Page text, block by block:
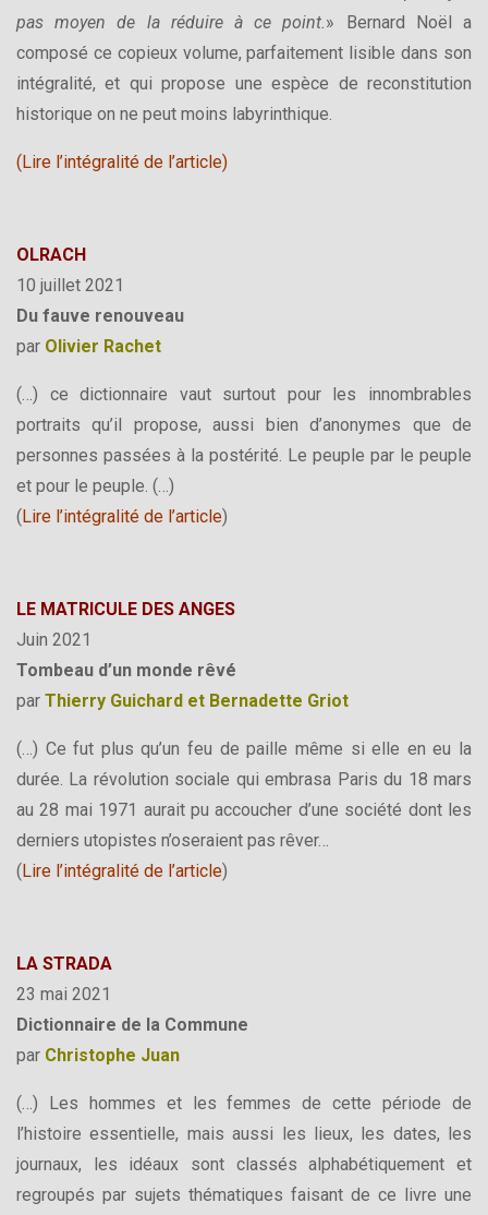
pas moyen de la réduire à ce point.» Bernard Noël a
composé ce copieux volume, parfaitement lisible dans son
intégralité, et qui propose une espèce de reconstitution
historique on ne peut moins labyrinthique.
(Lire l’intégralité de l’article)
OLRACH
10 juillet 2021
Du fauve renouveau
par Olivier Rachet
(…) ce dictionnaire vaut surtout pour les innombrables
portraits qu’il propose, aussi bien d’anonymes que de
personnes passées à la postérité. Le peuple par le peuple
et pour le peuple. (…)
( Lire l’intégralité de l’article)
LE MATRICULE DES ANGES
Juin 2021
Tombeau d’un monde rêvé
par Thierry Guichard et Bernadette Griot
(…) Ce fut plus qu’un feu de paille même si elle en eu la
durée. La révolution sociale qui embrasa Paris du 18 mars
au 28 mai 1971 aurait pu accoucher d’une société dont les
derniers utopistes n’oseraient pas rêver…
( Lire l’intégralité de l’article)
LA STRADA
23 mai 2021
Dictionnaire de la Commune
par Christophe Juan
(…) Les hommes et les femmes de cette période de
l’histoire essentielle, mais aussi les lieux, les dates, les
journaux, les idéaux sont classés alphabétiquement et
regroupés par sujets thématiques faisant de ce livre une